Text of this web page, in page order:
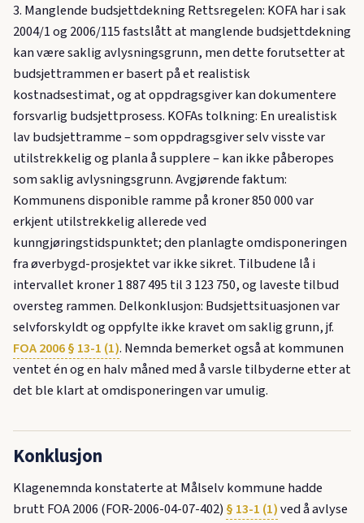
3. Manglende budsjettdekning Rettsregelen: KOFA har i sak
2004/1 og 2006/115 fastslått at manglende budsjettdekning
kan være saklig avlysningsgrunn, men dette forutsetter at
budsjettrammen er basert på et realistisk
kostnadsestimat, og at oppdragsgiver kan dokumentere
forsvarlig budsjettprosess. KOFAs tolkning: En urealistisk
lav budsjettramme – som oppdragsgiver selv visste var
utilstrekkelig og planla å supplere – kan ikke påberopes
som saklig avlysningsgrunn. Avgjørende faktum:
Kommunens disponible ramme på kroner 850 000 var
erkjent utilstrekkelig allerede ved
kunngjøringstidspunktet; den planlagte omdisponeringen
fra øverbygd-prosjektet var ikke sikret. Tilbudene lå i
intervallet kroner 1 887 495 til 3 123 750, og laveste tilbud
oversteg rammen. Delkonklusjon: Budsjett­situasjonen var
selvforskyldt og oppfylte ikke kravet om saklig grunn, jf.
FOA 2006 § 13-1 (1). Nemnda bemerket også at kommunen
ventet én og en halv måned med å varsle tilbyderne etter at
det ble klart at omdisponeringen var umulig.
Konklusjon
Klagenemnda konstaterte at Målselv kommune hadde
brutt FOA 2006 (FOR-2006-04-07-402) § 13-1 (1)ved å avlyse